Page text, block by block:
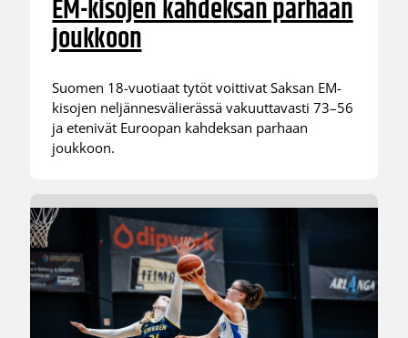
EM-kisojen kahdeksan parhaan
joukkoon
Suomen 18-vuotiaat tytöt voittivat Saksan EM-
kisojen neljännesvälierässä vakuuttavasti 73–56
ja etenivät Euroopan kahdeksan parhaan
joukkoon.